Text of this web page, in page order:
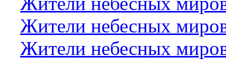
Жители небесных
Жители небесных